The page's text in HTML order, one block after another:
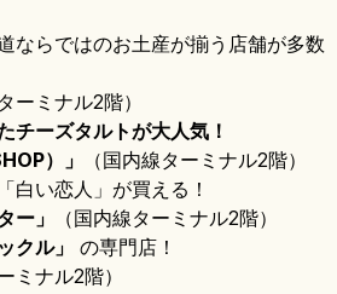
ならではのお土産が揃う店舗が多数
ーミナル2階）
チーズタルトが大人気！
）」
（国内線ターミナル2階）
白い恋人」が買える！
ー」
（国内線ターミナル2階）
クル」
の専門店！
ミナル2階）